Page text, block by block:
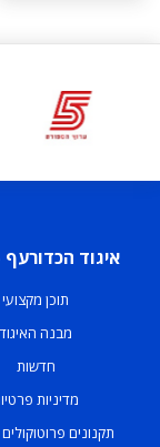
איגוד
תוכן מקצועי
מבנה האיגוד
חדשות
מדיניות
תקנונים